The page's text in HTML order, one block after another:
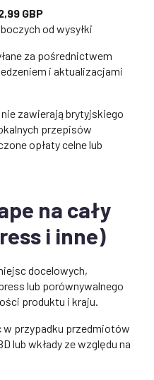
GBP
od wysyłki
za pośrednictwem
i aktualizacjami
zawierają brytyjskiego
przepisów
opłaty celne lub
na cały
i inne)
docelowych,
lub porównywalnego
produktu i kraju.
w przypadku przedmiotów
lub wkłady ze względu na